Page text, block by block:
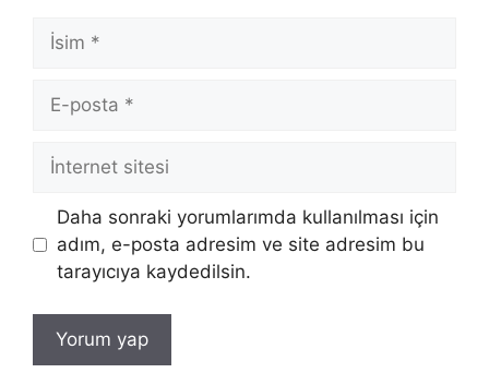
İsim
posta
İnternet
Daha sonraki yorumlarımda kullanılması için
adım, e-posta adresim ve site adresim bu
tarayıcıya kaydedilsin.